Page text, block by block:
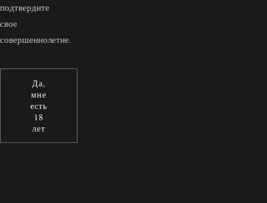
подтвердите
свое
совершеннолетие.
Да,
мне
есть
18
лет